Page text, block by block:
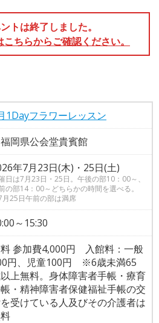
トは終了しました。
ちらからご確認ください。
1Dayフラワーレッスン
岡県公会堂貴賓館
年7月23日(木)・25日(土)
日は7月23日・25日。午後の部10：00～、
の部14：00～どちらかの時間を選べる。
25日午前の部は満席
～15:30
参加費4,000円 入館料：一般
円、児童100円 ※6歳未満65
上無料。身体障害者手帳・療育
・精神障害者保健福祉手帳の交
受けている人及びその介護者は